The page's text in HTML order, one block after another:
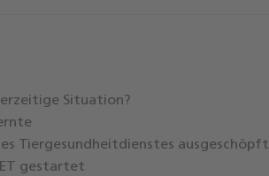
Situation?
Tiergesundheitdienstes ausgeschöpft
gestartet